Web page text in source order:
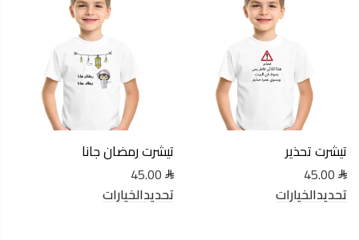
تيشرت تحذير
45.00
تحديدالخيارات
تيشرت رمضان جانا
45.00
تحديدالخيارات